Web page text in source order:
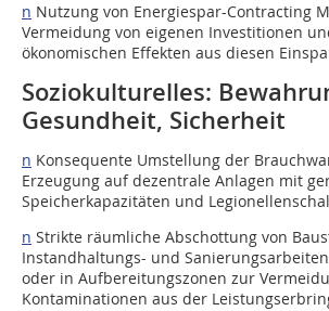
n Nutzung von Energiespar-Contracting
Vermeidung von eigenen Investitionen
ökonomischen Effekten aus diesen
Soziokulturelles:
Gesundheit, Sicherheit
n Konsequente Umstellung der
Erzeugung auf dezentrale Anlagen mit
Speicherkapazitäten und
n Strikte räumliche Abschottung von
Instandhaltungs- und
oder in Aufbereitungszonen zur
Kontaminationen aus der